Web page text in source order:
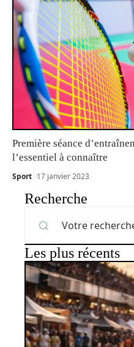
Première séance
l’essentiel à connaître
Sport 17 janvier 2023
Recherche
Les plus récents